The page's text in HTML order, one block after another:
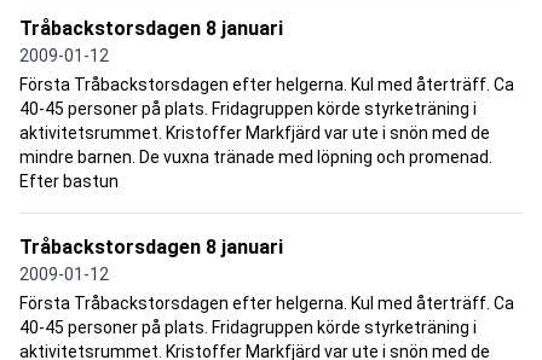
Tråbackstorsdagen 8 januari
2009-01-12
Första Tråbackstorsdagen efter helgerna. Kul med återträff. Ca
40-45 personer på plats. Fridagruppen körde styrketräning i
aktivitetsrummet. Kristoffer Markfjärd var ute i snön med de
mindre barnen. De vuxna tränade med löpning och promenad.
Efter bastun
Tråbackstorsdagen 8 januari
2009-01-12
Första Tråbackstorsdagen efter helgerna. Kul med återträff. Ca
40-45 personer på plats. Fridagruppen körde styrketräning i
aktivitetsrummet. Kristoffer Markfjärd var ute i snön med de